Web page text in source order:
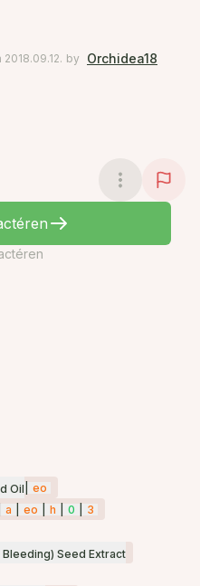
by Orchidea18
Oil
eo
a eo h 0
3
Seed Extract